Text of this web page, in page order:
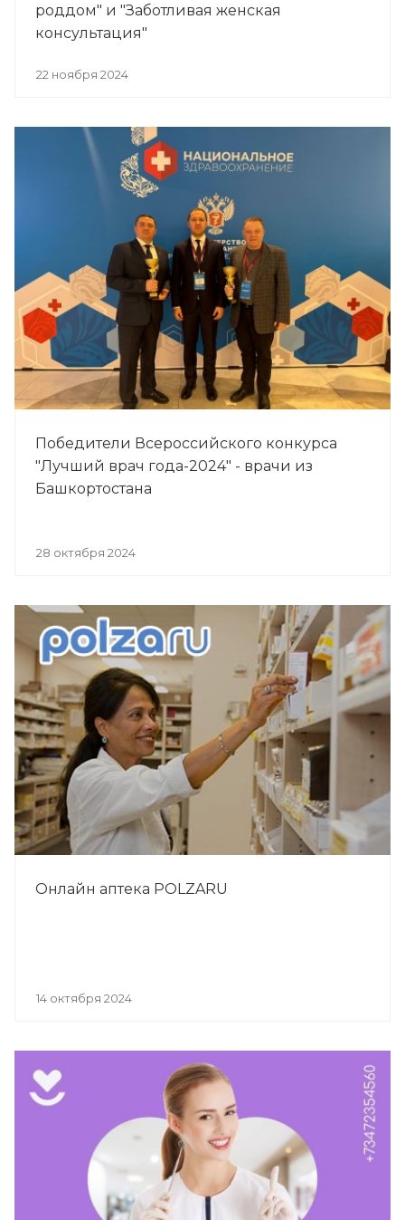
роддом" и "Заботливая женская
консультация"
22 ноября 2024
Победители Всероссийского конкурса
"Лучший врач года-2024" - врачи из
Башкортостана
28 октября 2024
Онлайн аптека POLZARU
14 октября 2024